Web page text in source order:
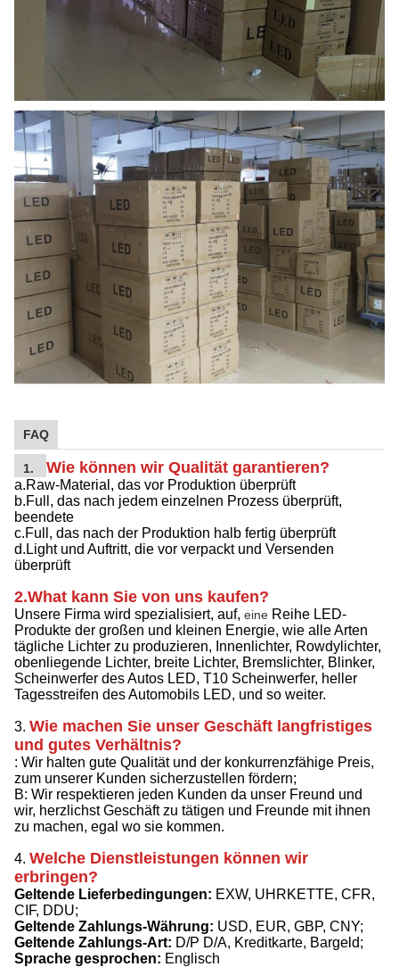
FAQ
1. Wie können wir Qualität garantieren?
a.Raw-Material, das vor Produktion überprüft
b.Full, das nach jedem einzelnen Prozess überprüft,
beendete
c.Full, das nach der Produktion halb fertig überprüft
d.Light und Auftritt, die vor verpackt und Versenden
überprüft
2.What kann Sie von uns kaufen?
Unsere Firma wird spezialisiert, auf, eine Reihe LED-
Produkte der großen und kleinen Energie, wie alle Arten
tägliche Lichter zu produzieren, Innenlichter, Rowdylichter,
obenliegende Lichter, breite Lichter, Bremslichter, Blinker,
Scheinwerfer desAutos LED, T10 Scheinwerfer, heller
Tagesstreifen des Automobils LED, und so weiter.
3. Wie machen Sie unser Geschäft langfristiges
und gutes Verhältnis?
: Wir halten gute Qualität und der konkurrenzfähige Preis,
zum unserer Kunden sicherzustellen fördern;
B: Wir respektieren jeden Kunden da unser Freund und
wir, herzlichst Geschäft zu tätigen und Freunde mit ihnen
zu machen, egal wo sie kommen.
4. Welche Dienstleistungen können wir
erbringen?
Geltende Lieferbedingungen: EXW, UHRKETTE, CFR,
CIF, DDU;
Geltende Zahlungs-Währung: USD, EUR, GBP, CNY;
Geltende Zahlungs-Art: D/P D/A, Kreditkarte, Bargeld;
Sprache gesprochen: Englisch